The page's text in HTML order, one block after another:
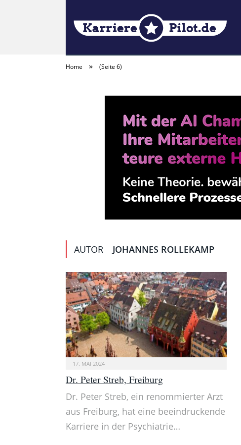
Home » (Seite 6)
AUTOR JOHANNES ROLLEKAMP
17. MAI 2024
Dr. Peter Streb, Freiburg
Dr. Peter Streb, ein renommierter Arzt
aus Freiburg, hat eine beeindruckende
Karriere in der Psychiatrie…